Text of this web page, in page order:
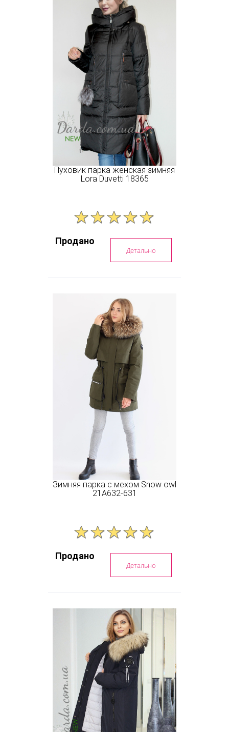
Пуховик парка женская зимняя
Lora Duvetti 18365
Продано
Детально
Зимняя парка с мехом Snow owl
21A632-631
Продано
Детально